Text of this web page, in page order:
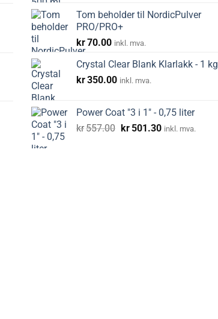
kr311.25.kr280.00.
Tom beholder til NordicPulver
PRO/PRO+
kr70.00 inkl. mva.
Crystal Clear Blank Klarlakk - 1 kg
kr350.00 inkl. mva.
Power Coat "3 i 1" - 0,75 liter
kr557.00 Opprinnelig
kr501.30Nåværende
inkl. mva.